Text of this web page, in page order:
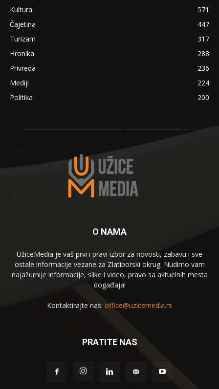
Kultura
571
Čajetina
447
Turizam
317
Hronika
288
Privreda
236
Mediji
224
Politika
200
O NAMA
UžiceMedia je vaš prvi i pravi izbor za novosti, zabavu i sve
ostale informacije vezane za Zlatiborski okrug. Nudimo vam
najažurnije informacije, slike i video, pravo sa aktuelnih mesta
događaja!
Kontaktirajte nas: office@uzicemedia.rs
PRATITE NAS